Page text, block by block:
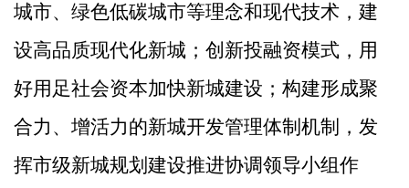
城市、绿色低碳城市等理念和现代技术，建
设高品质现代化新城；创新投融资模式，用
好用足社会资本加快新城建设；构建形成聚
合力、增活力的新城开发管理体制机制，发
挥市级新城规划建设推进协调领导小组作